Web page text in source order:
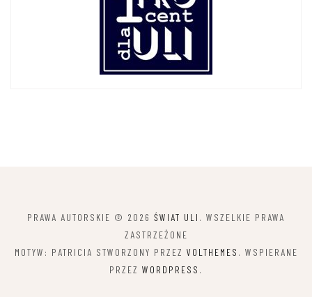
PRAWA AUTORSKIE © 2026 ŚWIAT ULI . WSZELKIE PRAWA
ZASTRZEŻONE
MOTYW: PATRICIA STWORZONY PRZEZ VOLTHEMES . WSPIERANE
PRZEZ WORDPRESS .